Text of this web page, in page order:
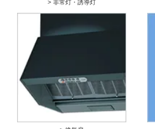
> 非常灯・誘導灯